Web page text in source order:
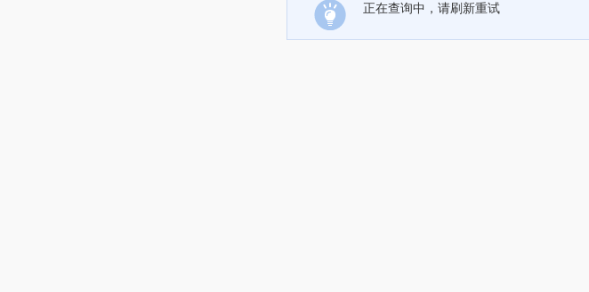
正在查询中，请刷新重试